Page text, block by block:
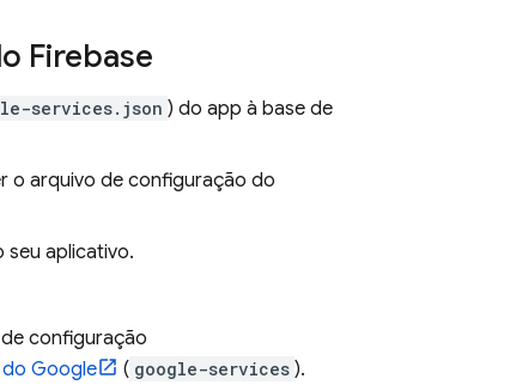
Firebase
services.json ) do app à base de
o arquivo de configuração do
seu aplicativo.
de configuração
Google ( google-services ).